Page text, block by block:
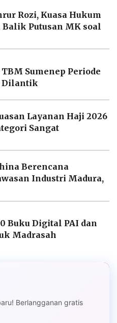
Rozi, Kuasa Hukum
Balik Putusan MK soal
Sumenep Periode
Dilantik
Layanan Haji 2026
Sangat
Berencana
Industri Madura,
Buku Digital PAI dan
Madrasah
Berlangganan gratis